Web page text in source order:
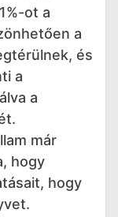
ot a
a
és
a
a
már
hogy
hogy